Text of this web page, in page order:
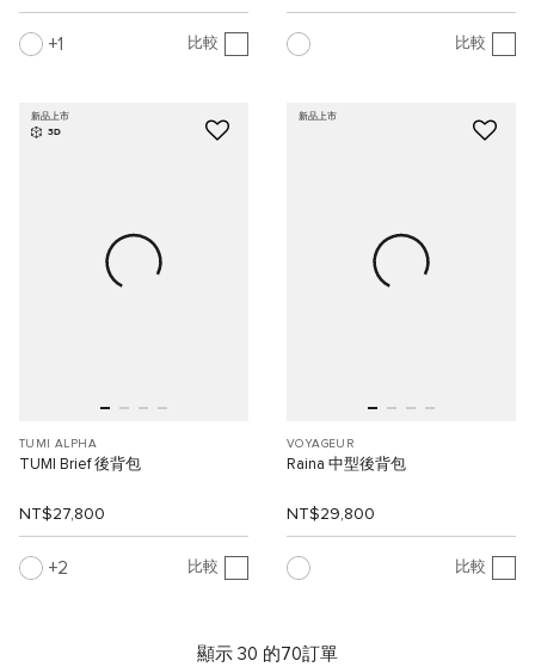
1 比較 比較
新品上市
3D
TUMI ALPHA
TUMI Brief 後背包
NT$27,800
2 比較
新品上市
VOYAGEUR
Raina 中型後背包
NT$29,800
比較
顯示 30 的70訂單